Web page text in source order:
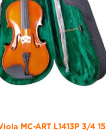
MC-ART L1413P 3/4 15